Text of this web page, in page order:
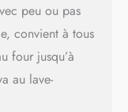
peu ou pas
convient à tous
four jusqu’à
au lave-